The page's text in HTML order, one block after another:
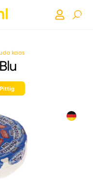
kaas
Pittig